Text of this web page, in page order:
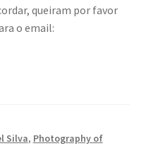
Playboy
queiram por favor
o email:
Silva, Photography of